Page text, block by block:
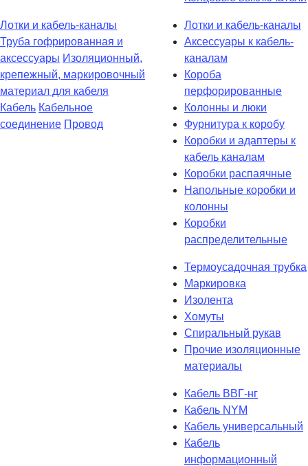
Лотки и кабель-каналы
Труба гофрированная и
аксессуары Изоляционный,
крепежный, маркировочный
материал для кабеля
Кабель Кабельное
соединение Провод
Лотки и кабель-каналы
Аксессуары к кабель-
каналам
Короба
перфорированные
Колонны и люки
Фурнитура к коробу
Коробки и адаптеры к
кабель каналам
Коробки распаячные
Напольные коробки и
колонны
Коробки
распределительные
Термоусадочная трубка
Маркировка
Изолента
Хомуты
Спиральный рукав
Прочие изоляционные
материалы
Кабель ВВГ-нг
Кабель NYM
Кабель универсальный
Кабель
информационный